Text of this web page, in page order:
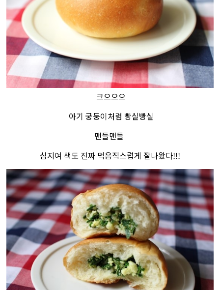
크으으으
아기 궁둥이처럼 빵실빵실
맨들맨들 ​
​심지여 색도 진짜 먹음직스럽게 잘나왔다!!!